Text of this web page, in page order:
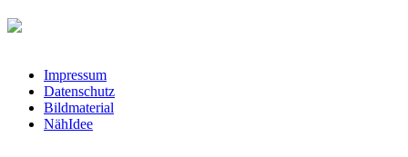
Impressum
Datenschutz
Bildmaterial
NähIdee